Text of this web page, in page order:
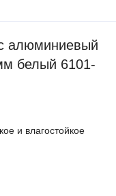
алюминиевый
белый 6101-
и влагостойкое